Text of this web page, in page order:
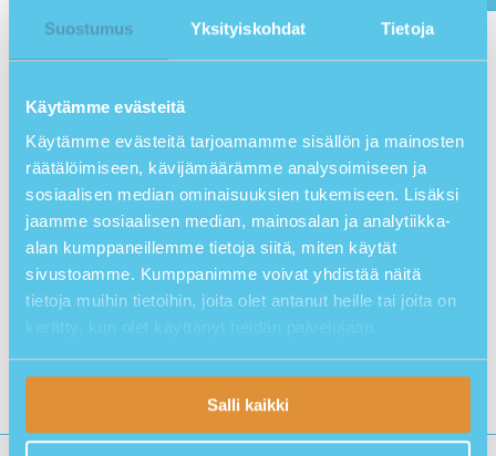
Suostumus Yksityiskohdat Tietoja
Käytämme evästeitä
Käytämme evästeitä tarjoamamme sisällön ja mainosten
räätälöimiseen, kävijämäärämme analysoimiseen ja
sosiaalisen median ominaisuuksien tukemiseen. Lisäksi
jaamme sosiaalisen median, mainosalan ja analytiikka-
alan kumppaneillemme tietoja siitä, miten käytät
sivustoamme. Kumppanimme voivat yhdistää näitä
tietoja muihin tietoihin, joita olet antanut heille tai joita on
kerätty, kun olet käyttänyt heidän palvelujaan.
Salli kaikki
Valitse
Toteutustapa Valitse
Paikkakunta Valitse
Näytä vain kuljettajan ammattipätevyyskoulutukset
HAE Tyhjennä
Kopioi haku